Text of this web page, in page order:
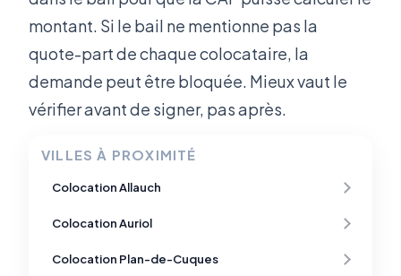
montant. Si le bail ne mentionne pas la
quote-part de chaque colocataire, la
demande peut être bloquée. Mieux vaut le
vérifier avant de signer, pas après.
VILLES À PROXIMITÉ
Colocation Allauch
Colocation Auriol
Colocation Plan-de-Cuques